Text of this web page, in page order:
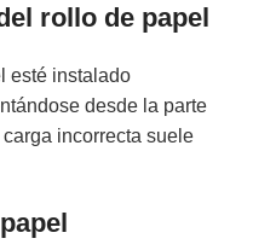
rollo de papel
esté instalado
desde la parte
incorrecta suele